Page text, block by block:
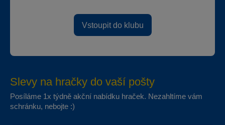
Vstoupit do klubu
Slevy na hračky do vaší pošty
Posíláme 1x týdně akční nabídku hraček. Nezahltíme vám
schránku, nebojte :)